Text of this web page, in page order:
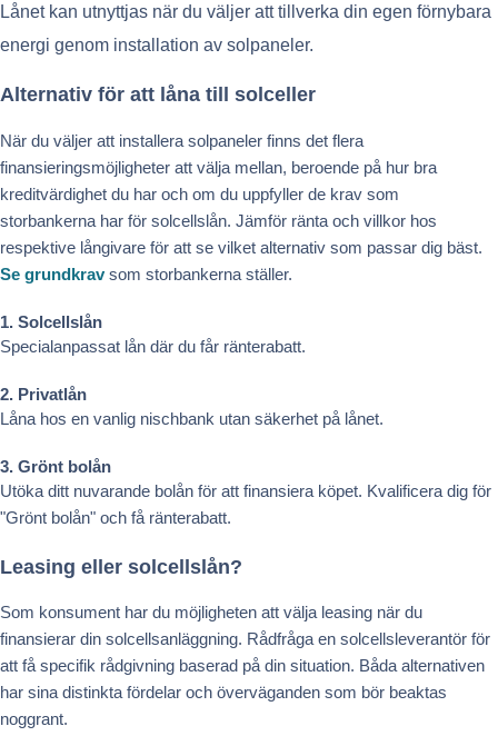
Lånet kan utnyttjas när du väljer att tillverka din egen förnybara
energi genom installation av solpaneler.
Alternativ för att låna till solceller
När du väljer att installera solpaneler finns det flera
finansieringsmöjligheter att välja mellan, beroende på hur bra
kreditvärdighet du har och om du uppfyller de krav som
storbankerna har för solcellslån. Jämför ränta och villkor hos
respektive långivare för att se vilket alternativ som passar dig bäst.
Se grundkravsom storbankerna ställer.
1. Solcellslån
Specialanpassat lån där du får ränterabatt.
2. Privatlån
Låna hos en vanlig nischbank utan säkerhet på lånet.
3. Grönt bolån
Utöka ditt nuvarande bolån för att finansiera köpet. Kvalificera dig för
"Grönt bolån" och få ränterabatt.
Leasing eller solcellslån?
Som konsument har du möjligheten att välja leasing när du
finansierar din solcellsanläggning. Rådfråga en solcellsleverantör för
att få specifik rådgivning baserad på din situation. Båda alternativen
har sina distinkta fördelar och överväganden som bör beaktas
noggrant.